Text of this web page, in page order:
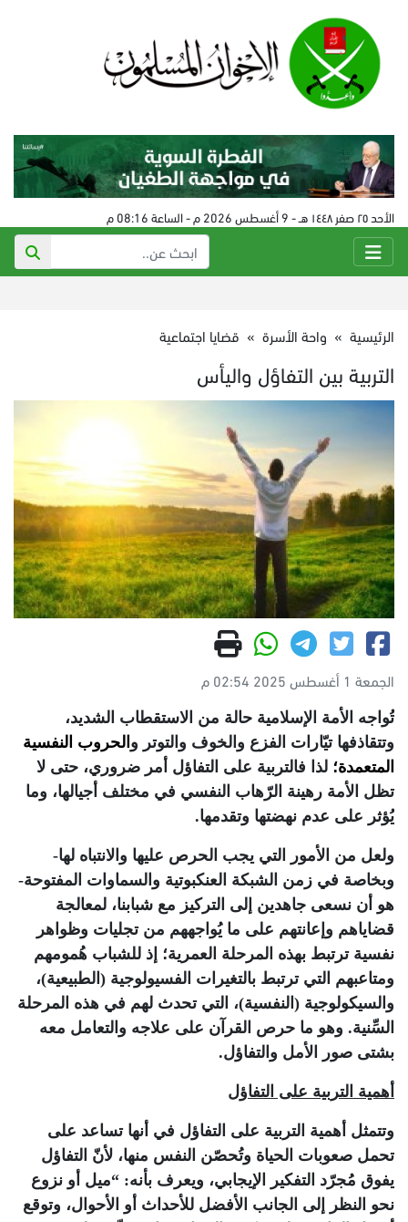
الأحد ٢٥ صفر ١٤٤٨ هـ - 9 أغسطس 2026 م - الساعة 08:16 م
الرئيسية » واحة الأسرة » قضايا اجتماعية
التربية بين التفاؤل واليأس
الجمعة 1 أغسطس 2025 02:54 م
تُواجه الأمة الإسلامية حالة من الاستقطاب الشديد،
وتتقاذفها تيّارات الفزع والخوف والتوتر و الحروب النفسية
المتعمدة؛ لذا فالتربية على التفاؤل أمر ضروري، حتى لا
تظل الأمة رهينة الرّهاب النفسي في مختلف أجيالها، وما
يُؤثر على عدم نهضتها وتقدمها.
ولعل من الأمور التي يجب الحرص عليها والانتباه لها-
وبخاصة في زمن الشبكة العنكبوتية والسماوات المفتوحة-
هو أن نسعى جاهدين إلى التركيز مع شبابنا، لمعالجة
قضاياهم وإعانتهم على ما يُواجههم من تجليات وظواهر
نفسية ترتبط بهذه المرحلة العمرية؛ إذ للشباب هُمومهم
ومتاعبهم التي ترتبط بالتغيرات الفسيولوجية (الطبيعية)،
والسيكولوجية (النفسية)، التي تحدث لهم في هذه المرحلة
السِّنية. وهو ما حرص القرآن على علاجه والتعامل معه
بشتى صور الأمل والتفاؤل.
أهمية التربية على التفاؤل
وتتمثل أهمية التربية على التفاؤل في أنها تساعد على
تحمل صعوبات الحياة وتُحصّن النفس منها، لأنّ التفاؤل
يفوق مُجرّد التفكير الإيجابي، ويعرف بأنه: “ميل أو نزوع
نحو النظر إلى الجانب الأفضل للأحداث أو الأحوال، وتوقع